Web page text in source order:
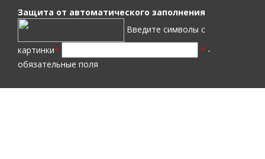
Защита от автоматического заполнения
Введите символы с
картинки* * -
обязательные поля